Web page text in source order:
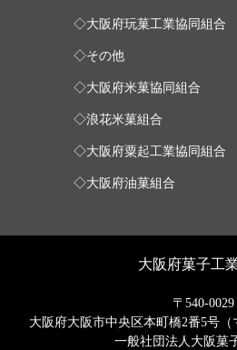
◇大阪府玩菓工業協同組合
◇その他
◇大阪府米菓協同組合
◇浪花米菓組合
◇大阪府粟起工業協同組合
◇大阪府油菓組合
大阪府菓子工
〒540-0029
大阪府大阪市中央区本町橋2番5号（
一般社団法人大阪